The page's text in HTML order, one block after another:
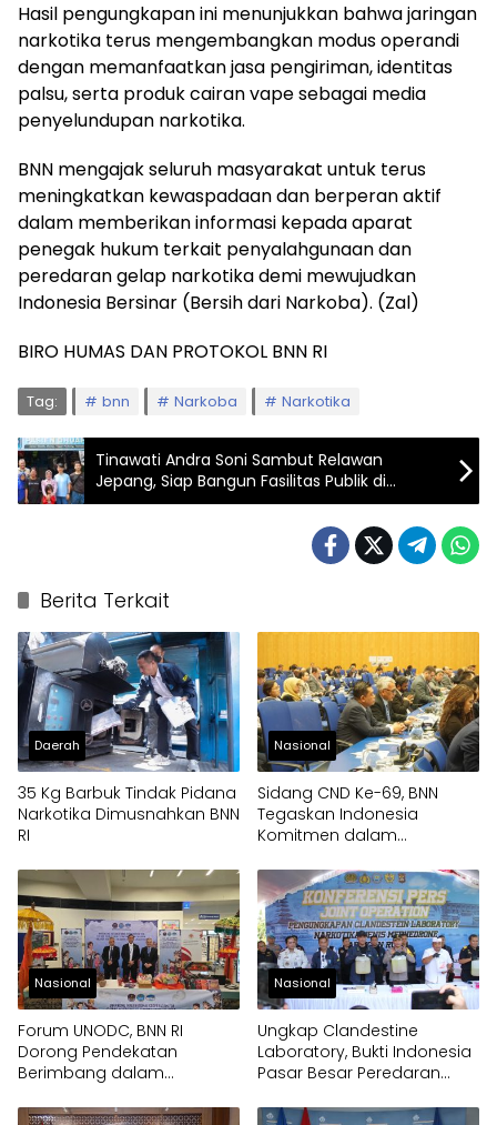
Hasil pengungkapan ini menunjukkan bahwa jaringan
narkotika terus mengembangkan modus operandi
dengan memanfaatkan jasa pengiriman, identitas
palsu, serta produk cairan vape sebagai media
penyelundupan narkotika.
BNN mengajak seluruh masyarakat untuk terus
meningkatkan kewaspadaan dan berperan aktif
dalam memberikan informasi kepada aparat
penegak hukum terkait penyalahgunaan dan
peredaran gelap narkotika demi mewujudkan
Indonesia Bersinar (Bersih dari Narkoba). (Zal)
BIRO HUMAS DAN PROTOKOL BNN RI
Tag: bnn Narkoba Narkotika
Tinawati Andra Soni Sambut Relawan
Jepang, Siap Bangun Fasilitas Publik di
Kabupaten Serang
Berita Terkait
Daerah
35 Kg Barbuk Tindak Pidana
Narkotika Dimusnahkan BNN
RI
Nasional
Sidang CND Ke-69, BNN
Tegaskan Indonesia
Komitmen dalam
Nasional
Forum UNODC, BNN RI
Dorong Pendekatan
Berimbang dalam
Nasional
Ungkap Clandestine
Laboratory, Bukti Indonesia
Pasar Besar Peredaran